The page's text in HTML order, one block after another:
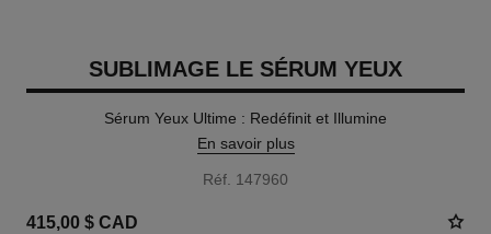
SUBLIMAGE LE SÉRUM YEUX
Sérum Yeux Ultime : Redéfinit et Illumine
En savoir plus
Réf. 147960
415,00 $ CAD